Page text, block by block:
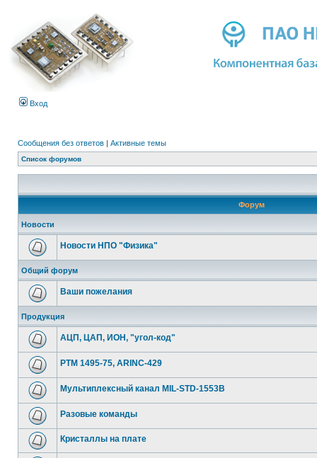
Вход
Сообщения без ответов | Активные темы
Список форумов
Форум
Новости
Новости НПО "Физика"
Общий форум
Ваши пожелания
Продукция
АЦП, ЦАП, ИОН, "угол-код"
РТМ 1495-75, ARINC-429
Мультиплексный канал MIL-STD-1553B
Разовые команды
Кристаллы на плате